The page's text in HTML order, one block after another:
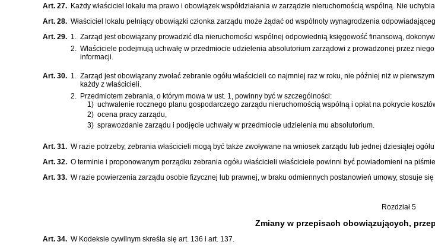
Art. 27. Każdy właściciel lokalu ma prawo i obowiązek współdziałania w zarządzie nieruchomością wspólną. Nie
Art. 28. Właściciel lokalu pełniący obowiązki członka zarządu może żądać od wspólnoty wynagrodzenia
Art. 29. 1. Zarząd jest obowiązany prowadzić dla nieruchomości wspólnej odpowiednią księgowość finansową,
2. Właściciele podejmują uchwałę w przedmiocie udzielenia absolutorium zarządowi z prowadzonej przez
informacji.
Art. 30. 1. Zarząd jest obowiązany zwołać zebranie ogółu właścicieli co najmniej raz w roku, nie później niż w
każdy z właścicieli.
2. Przedmiotem zebrania, o którym mowa w ust. 1, powinny być w szczególności:
1) uchwalenie rocznego planu gospodarczego zarządu nieruchomością wspólną i opłat na pokrycie
2) ocena pracy zarządu,
3) sprawozdanie zarządu i podjęcie uchwały w przedmiocie udzielenia mu absolutorium.
Art. 31. W razie potrzeby, zebrania właścicieli mogą być także zwoływane na wniosek zarządu lub jednej dziesiątej ogółu
Art. 32. O terminie i proponowanym porządku zebrania ogółu właścicieli właściciele powinni być powiadomieni na piśmie.
Art. 33. W razie powierzenia zarządu osobie fizycznej lub prawnej, w braku odmiennych postanowień umowy, stosuje
Rozdział 5
Zmiany w przepisach obowiązujących,
Art. 34. W Kodeksie cywilnym skreśla się art. 136 i art. 137.